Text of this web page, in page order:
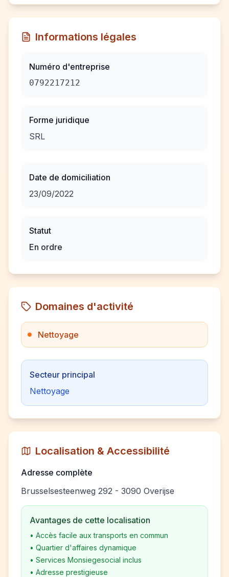
Informations légales
Numéro d'entreprise
0792217212
Forme juridique
SRL
Date de domiciliation
23/09/2022
Statut
En ordre
Domaines d'activité
Nettoyage
Secteur principal
Nettoyage
Localisation & Accessibilité
Adresse complète
Brusselsesteenweg 292 - 3090 Overijse
Avantages de cette localisation
• Accès facile aux transports en commun
• Quartier d'affaires dynamique
• Services Monsiegesocial inclus
• Adresse prestigieuse